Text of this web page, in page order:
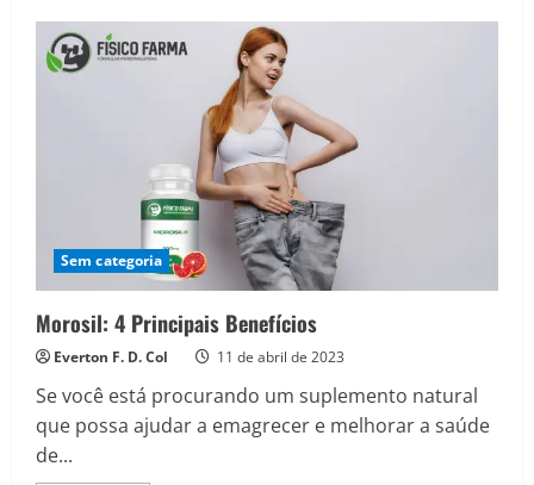
Sem categoria
Morosil: 4 Principais Benefícios
Everton F. D. Col 11 de abril de 2023
Se você está procurando um suplemento natural
que possa ajudar a emagrecer e melhorar a saúde
de...